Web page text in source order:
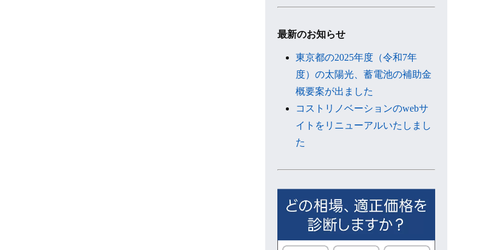
ブ
最新のお知らせ
東京都の2025年度（令和7年
度）の太陽光、蓄電池の補助金
概要案が出ました
コストリノベーションのwebサ
イトをリニューアルいたしまし
た